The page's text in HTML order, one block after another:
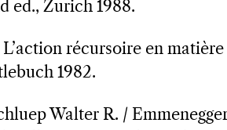
ed., Zurich 1988.
récursoire en
1982.
Walter R. /